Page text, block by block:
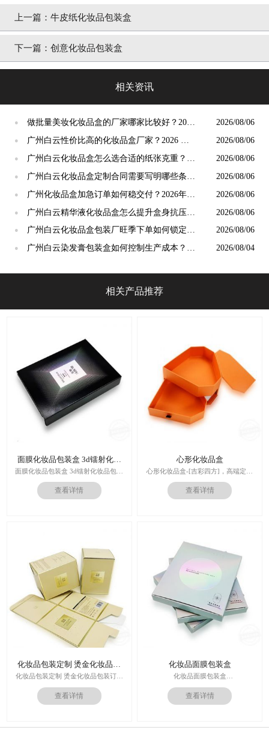
上一篇： 牛皮纸化妆品包装盒
下一篇： 创意化妆品包装盒
相关资讯
●
做批量美妆化妆品盒的厂家哪家比较好？2026
年8月靠谱量产厂家甄选攻略
2026/08/06
●
广州白云性价比高的化妆品盒厂家？2026 年
8 月长期合作攻略
2026/08/06
●
广州白云化妆品盒怎么选合适的纸张克重？
2026 年 8 月用纸攻略
2026/08/06
●
广州白云化妆品盒定制合同需要写明哪些条
款？2026 年 8 月签约攻略
2026/08/06
●
广州化妆品盒加急订单如何稳交付？2026年8
月包装厂排单避坑指南
2026/08/06
●
​广州白云精华液化妆品盒怎么提升盒身抗压能
力？2026年8月加固攻略
2026/08/06
●
​广州白云化妆品盒包装厂旺季下单如何锁定交
期？2026 年 8 月排单攻略
2026/08/06
●
广州白云染发膏包装盒如何控制生产成本？
2026/08/04
相关产品推荐
面膜化妆品包装盒 3d镭射化妆
品包装盒
面膜化妆品包装盒 3d镭射化妆品包装
盒
印刷技术：专色印刷/四色印刷
作日
运输：全球发货，售后无忧
查看详情
心形化妆品盒
心形化妆品盒-[吉彩四方]，高端定制
走心的礼品包装盒
多对1服务,德国SGD技术,3.0创意视觉
设计,实体工厂,德国海德堡7色UV印刷
查看详情
化妆品包装定制 烫金化妆品包
装订做
化妆品包装定制 烫金化妆品包装订做
厂家
印刷技术：专色印刷/四色印刷
后工工艺：烫金/UV/凹凸/浮雕
查看详情
化妆品面膜包装盒
化妆品面膜包装盒
材料：金银卡纸，特种纸
工艺：uv，击凸，烫金
价格：根据材质及工艺、数量报价
作日
查看详情